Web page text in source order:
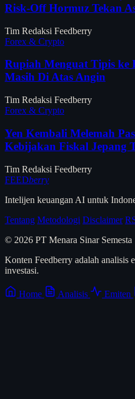
Risk-Off Hormuz Tekan
Tim Redaksi Feedberry
Forex & Crypto
Rupiah Menguat Tipis ke
Masih Di Atas Angin
Tim Redaksi Feedberry
Forex & Crypto
Yen Kembali Melemah
Kebijakan Fiskal Jepang
Tim Redaksi Feedberry
FEEDberry
Intelijen keuangan AI untuk
Tentang Metodologi Disclaimer
© 2026 PT Menara Sinar Semesta
Konten Feedberry adalah analisis
investasi.
Home Analisis Emiten